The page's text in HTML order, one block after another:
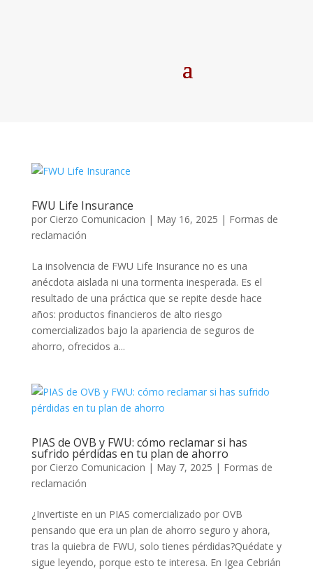
FWU Life Insurance
por Cierzo Comunicacion | May 16, 2025 | Formas de
reclamación
La insolvencia de FWU Life Insurance no es una
anécdota aislada ni una tormenta inesperada. Es el
resultado de una práctica que se repite desde hace
años: productos financieros de alto riesgo
comercializados bajo la apariencia de seguros de
ahorro, ofrecidos a...
PIAS de OVB y FWU: cómo reclamar si has
sufrido pérdidas en tu plan de ahorro
por Cierzo Comunicacion | May 7, 2025 | Formas de
reclamación
¿Invertiste en un PIAS comercializado por OVB
pensando que era un plan de ahorro seguro y ahora,
tras la quiebra de FWU, solo tienes pérdidas?Quédate y
sigue leyendo, porque esto te interesa. En Igea Cebrián